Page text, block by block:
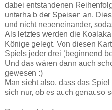
dabei entstandenen
unterhalb der Speisen an.
und nicht nebeneinander,
Als letztes werden die
Könige gelegt. Von diesen
Spiels jeder drei (beginnend
Und das wären dann auch
gewesen :)
Man sieht also, dass das
sich nur, ob es auch genauso